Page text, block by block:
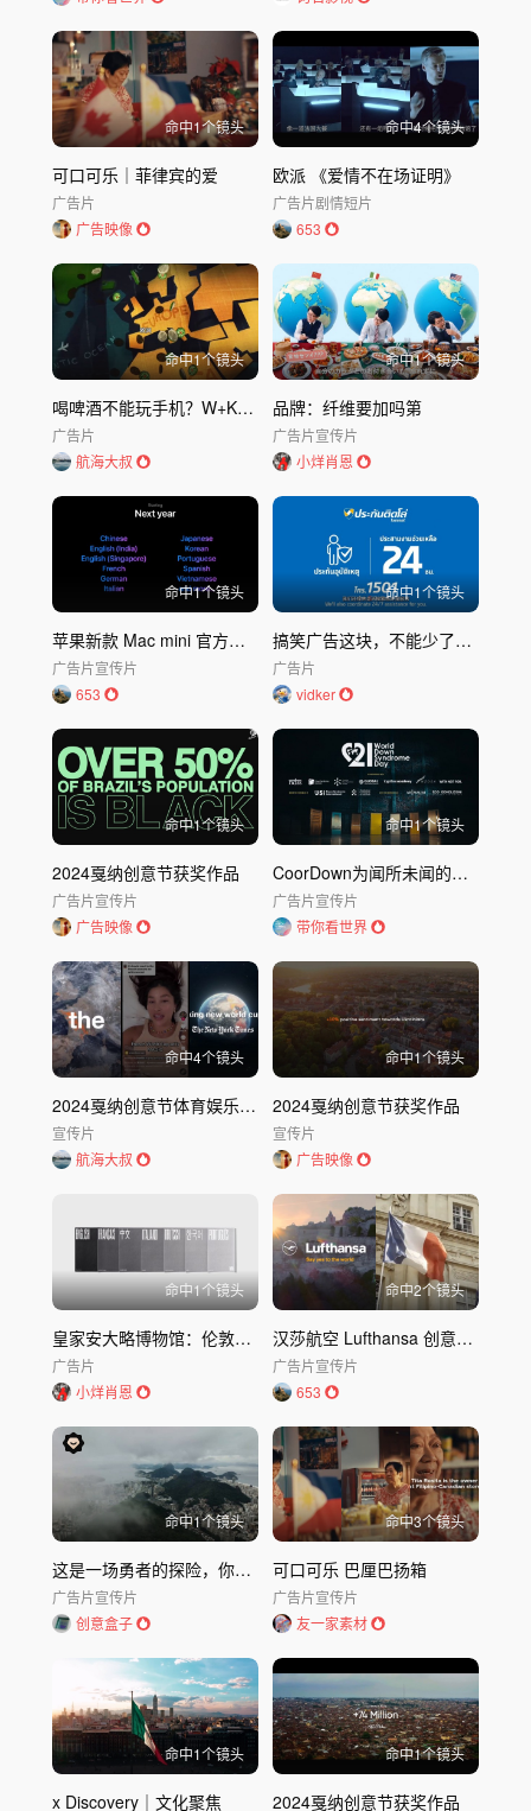
命中1个镜头
可口可乐｜菲律宾的爱
广告片
广告映像
命中4个镜头
欧派 《爱情不在场证明》
广告片剧情短片
653
命中1个镜头
喝啤酒不能玩手机？W+K这个创意实在没想到！ (1)
广告片
航海大叔
命中1个镜头
品牌：纤维要加吗第
广告片宣传片
小烊肖恩
命中1个镜头
苹果新款 Mac mini 官方介绍视频
广告片宣传片
653
命中1个镜头
搞笑广告这块，不能少了泰国 泰国不拍短剧可惜了
广告片
vidker
命中1个镜头
2024戛纳创意节获奖作品
广告片宣传片
广告映像
命中1个镜头
CoorDown为闻所未闻的人发声｜为沉默者发声
广告片宣传片
带你看世界
命中4个镜头
2024戛纳创意节体育娱乐狮&影视狮全场大奖：女足宣传片，却由男运动员出演？ (
宣传片
航海大叔
命中1个镜头
2024戛纳创意节获奖作品
宣传片
广告映像
命中1个镜头
皇家安大略博物馆：伦敦广告节
广告片
小烊肖恩
命中2个镜头
汉莎航空 Lufthansa 创意广告Say yes to the world
广告片宣传片
653
命中1个镜头
这是一场勇者的探险，你与DJI Mavi
广告片宣传片
创意盒子
命中3个镜头
可口可乐 巴厘巴扬箱
广告片宣传片
友一家素材
命中1个镜头
x Discovery｜文化聚焦
命中1个镜头
2024戛纳创意节获奖作品